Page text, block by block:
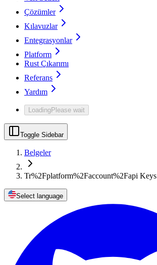
Çözümler
Kılavuzlar
Entegrasyonlar
Platform
Rust Çıkarımı
Referans
Yardım
LoadingPlease wait
Toggle Sidebar
Belgeler
Tr%2Fplatform%2Faccount%2Fapi Keys
Select language